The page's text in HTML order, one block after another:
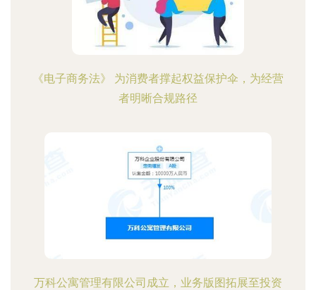
《电子商务法》 为消费者撑起权益保护伞，为经营
者明晰合规路径
万科公寓管理有限公司成立，业务版图拓展至投资